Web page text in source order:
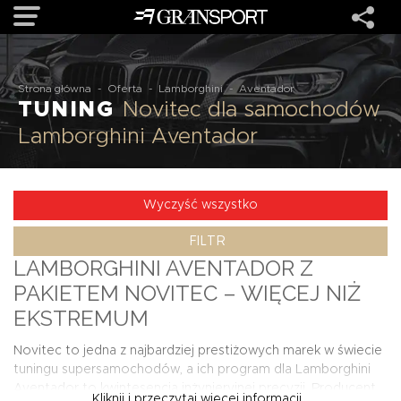
OFERTA
MARKI
O NAS
USŁUGI
KONTAKT
Strona główna - Oferta - Lamborghini - Aventador
TUNING
Novitec dla samochodów
Lamborghini Aventador
Wyczyść wszystko
FILTR
LAMBORGHINI AVENTADOR Z
PAKIETEM NOVITEC – WIĘCEJ NIŻ
EKSTREMUM
Novitec to jedna z najbardziej prestiżowych marek w świecie
tuningu supersamochodów, a ich program dla Lamborghini